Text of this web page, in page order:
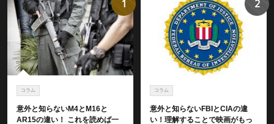
コラム
意外と知らないM4とM16と
AR15の違い！ これを読めば一
1
コラム
意外と知らないFBIとCIAの違
い！理解することで映画がもっ
2